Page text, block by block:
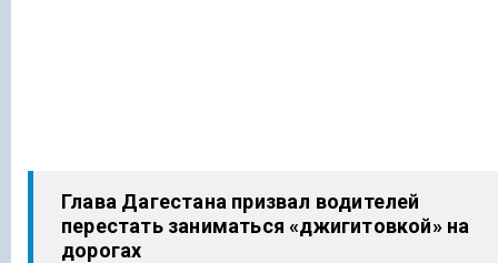
Глава Дагестана призвал водителей
перестать заниматься «джигитовкой» на
дорогах